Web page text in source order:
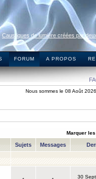
Caustiques de lumière créées par
FORUM A PROPOS
Nous sommes le 08 Août
Marquer
Sujets Messages
30